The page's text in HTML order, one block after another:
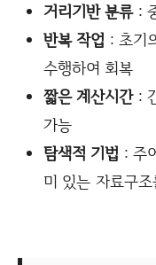
거리기반 분류:
반복 작업 : 초기
수행하여 회복
짧은 계산시간:
가능
탐색적 기법 : 주
미 있는 자료구